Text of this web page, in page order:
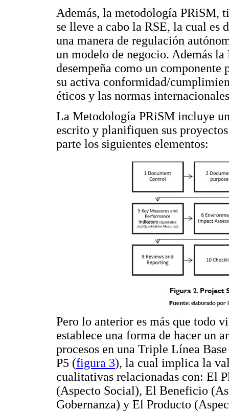
Además, la metodología PRiSM,
se lleve a cabo la RSE, la cual
una manera de regulación
un modelo de negocio. Además
desempeña como un
su activa conformidad/
éticos y las normas
La Metodología PRiSM incluye
escrito y planifiquen sus
parte los siguientes elementos:
Pero lo anterior es más que todo
establece una forma de hacer un
procesos en una Triple Línea
P5 (figura 3), la cual implica la
cualitativas relacionadas con: El
(Aspecto Social), El Beneficio
Gobernanza) y El Producto